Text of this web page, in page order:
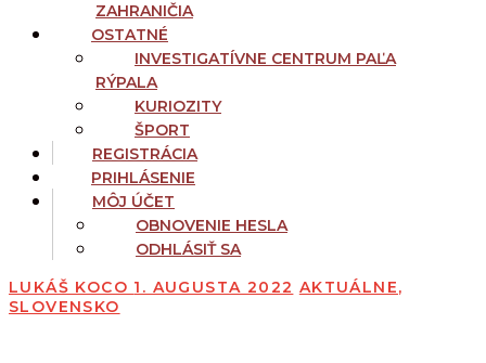
ZAHRANIČIA
OSTATNÉ
INVESTIGATÍVNE CENTRUM PAĽA
RÝPALA
KURIOZITY
ŠPORT
REGISTRÁCIA
PRIHLÁSENIE
MÔJ ÚČET
OBNOVENIE HESLA
ODHLÁSIŤ SA
LUKÁŠ KOCO 1. AUGUSTA 2022 AKTUÁLNE,
SLOVENSKO